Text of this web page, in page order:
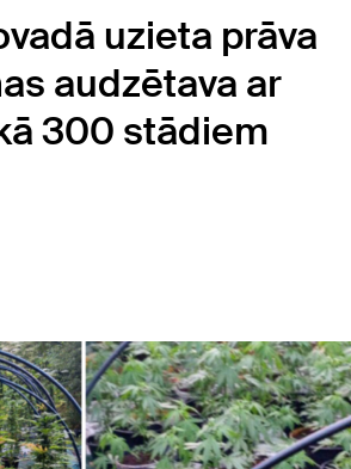
uzieta prāva
audzētava ar
300 stādiem